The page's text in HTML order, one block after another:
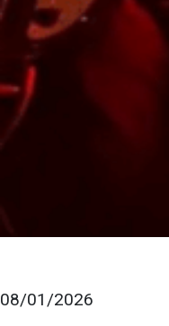
08/01/2026